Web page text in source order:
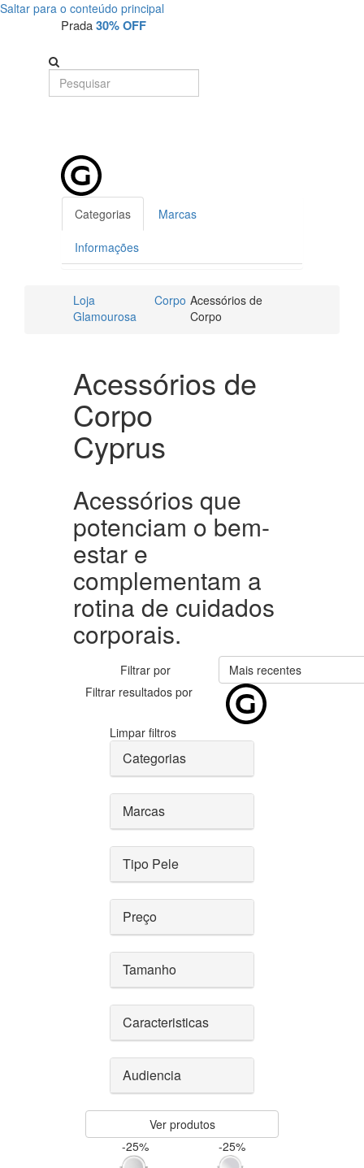
Saltar para o conteúdo principal
Prada30% OFF
Categorias Marcas
Informações
Loja
Glamourosa
Corpo Acessórios de
Corpo
Acessórios de
Corpo
Cyprus
Acessórios que
potenciam o bem-
estar e
complementam a
rotina de cuidados
corporais.
Filtrar por
Mais recentes
Filtrar resultados por
Limpar filtros
Categorias
Marcas
Tipo Pele
Preço
Tamanho
Caracteristicas
Audiencia
Ver produtos
-25%
-25%